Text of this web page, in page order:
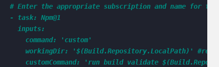
# Enter the appropriate subscription and name for
- task: Npm@1
  inputs:
    command: 'custom'
workingDir: '$(Build.Repository.LocalPath)'
customCommand: 'run build validate